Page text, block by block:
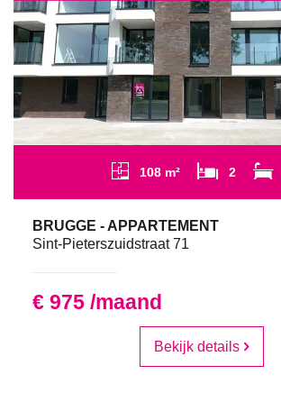
108 m² 2
BRUGGE - APPARTEMENT
Sint-Pieterszuidstraat 71
€ 975 /maand
Bekijk details